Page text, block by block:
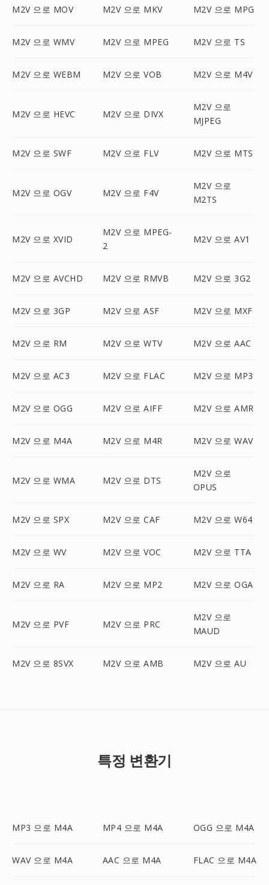
M2V 으로 MOV M2V 으로 MKV M2V 으로 MPG
M2V 으로 WMV M2V 으로 MPEG M2V 으로 TS
M2V 으로 WEBM M2V 으로 VOB M2V 으로 M4V
M2V 으로 HEVC M2V 으로 DIVX
M2V 으로
MJPEG
M2V 으로 SWF M2V 으로 FLV M2V 으로 MTS
M2V 으로 OGV M2V 으로 F4V
M2V 으로
M2TS
M2V 으로 XVID
M2V 으로 MPEG-
2
M2V 으로 AV1
M2V 으로 AVCHD M2V 으로 RMVB M2V 으로 3G2
M2V 으로 3GP M2V 으로 ASF M2V 으로 MXF
M2V 으로 RM M2V 으로 WTV M2V 으로 AAC
M2V 으로 AC3 M2V 으로 FLAC M2V 으로 MP3
M2V 으로 OGG M2V 으로 AIFF M2V 으로 AMR
M2V 으로 M4A M2V 으로 M4R M2V 으로 WAV
M2V 으로 WMA M2V 으로 DTS
M2V 으로
OPUS
M2V 으로 SPX M2V 으로 CAF M2V 으로 W64
M2V 으로 WV M2V 으로 VOC M2V 으로 TTA
M2V 으로 RA M2V 으로 MP2 M2V 으로 OGA
M2V 으로 PVF M2V 으로 PRC
M2V 으로
MAUD
M2V 으로 8SVX M2V 으로 AMB M2V 으로 AU
특정 변환기
MP3 으로 M4A MP4 으로 M4A OGG 으로 M4A
WAV 으로 M4A AAC 으로 M4A FLAC 으로 M4A